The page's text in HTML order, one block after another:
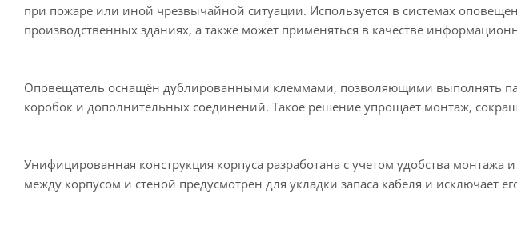
при пожаре или иной чрезвычайной ситуации. Используется в системах
производственных зданиях, а также может применяться в качестве
Оповещатель оснащён дублированными клеммами, позволяющими выполнять
коробок и дополнительных соединений. Такое решение упрощает монтаж,
Унифицированная конструкция корпуса разработана с учетом удобства
между корпусом и стеной предусмотрен для укладки запаса кабеля и исключает